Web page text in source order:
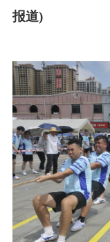
报道)